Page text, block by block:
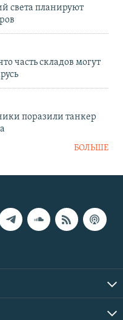
света планируют
часть складов могут
поразили танкер
БОЛЬШЕ